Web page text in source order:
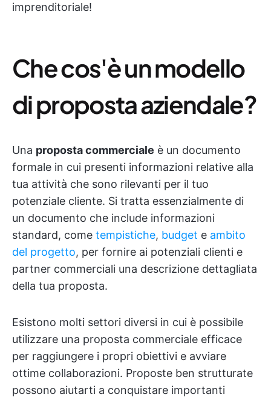
imprenditoriale!
Che cos'è un modello
di proposta aziendale?
Una proposta commerciale è un documento
formale in cui presenti informazioni relative alla
tua attività che sono rilevanti per il tuo
potenziale cliente. Si tratta essenzialmente di
un documento che include informazioni
standard, come tempistiche, budget e ambito
del progetto, per fornire ai potenziali clienti e
partner commerciali una descrizione dettagliata
della tua proposta.
Esistono molti settori diversi in cui è possibile
utilizzare una proposta commerciale efficace
per raggiungere i propri obiettivi e avviare
ottime collaborazioni. Proposte ben strutturate
possono aiutarti a conquistare importanti